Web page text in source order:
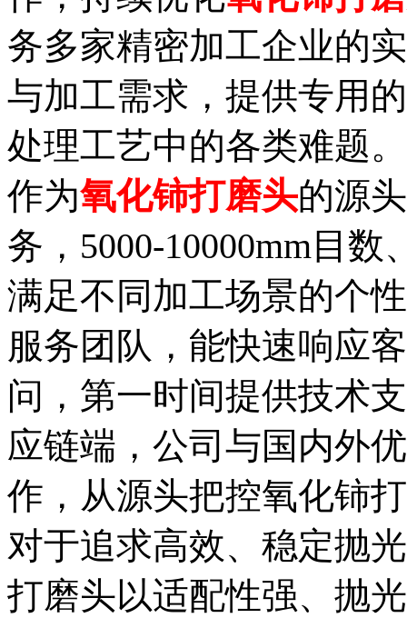
务多家精密加工企业的
与加工需求，提供专用
处理工艺中的各类难题。
作为氧化铈打磨头的源
务，5000-10000mm目
满足不同加工场景的个
服务团队，能快速响应
问，第一时间提供技术
应链端，公司与国内外
作，从源头把控氧化铈
对于追求高效、稳定抛
打磨头以适配性强、抛